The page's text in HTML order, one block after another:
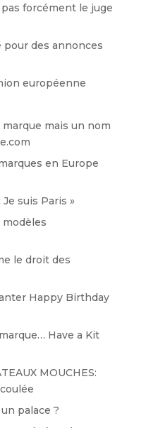
forcément le juge
pour des annonces
européenne
mais un nom
en Europe
suis Paris »
le droit des
Happy Birthday
Have a Kit
MOUCHES:
palace ?